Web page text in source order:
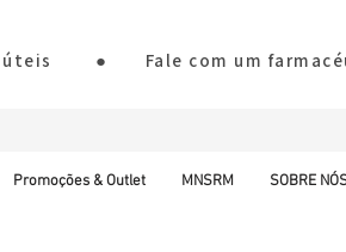
úteis        ●       Fale com um
Promoções & Outlet MNSRM SOBRE